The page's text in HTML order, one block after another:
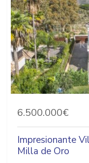
6.500.000€
Impresionante
Milla de Oro